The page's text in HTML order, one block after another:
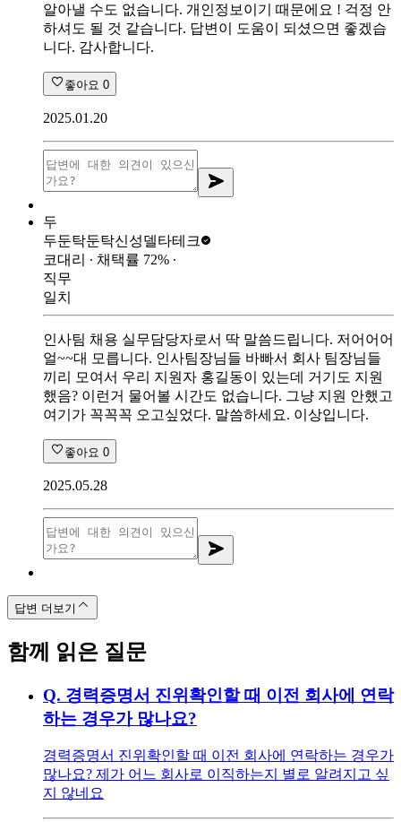
알아낼 수도 없습니다. 개인정보이기 때문에요 ! 걱정 안
하셔도 될 것 같습니다. 답변이 도움이 되셨으면 좋겠습
니다. 감사합니다.
좋아요 0
2025.01.20
두
두둔탁둔탁신성델타테크
코대리 ∙ 채택률 72% ∙
직무
일치
인사팀 채용 실무담당자로서 딱 말씀드립니다. 저어어어
얼~~대 모릅니다. 인사팀장님들 바빠서 회사 팀장님들
끼리 모여서 우리 지원자 홍길동이 있는데 거기도 지원
했음? 이런거 물어볼 시간도 없습니다. 그냥 지원 안했고
여기가 꼭꼭꼭 오고싶었다. 말씀하세요. 이상입니다.
좋아요 0
2025.05.28
답변 더보기
함께 읽은 질문
Q. 경력증명서 진위확인할 때 이전 회사에 연락
하는 경우가 많나요?
경력증명서 진위확인할 때 이전 회사에 연락하는 경우가
많나요? 제가 어느 회사로 이직하는지 별로 알려지고 싶
지 않네요